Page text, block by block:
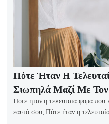
Πότε Ήταν Η
Σιωπηλά Μαζί Με
Πότε ήταν η τελευταία φορά που
εαυτό σου; Πότε ήταν η